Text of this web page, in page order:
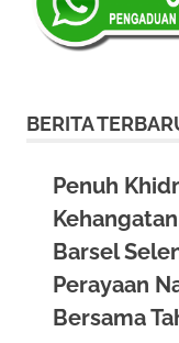
BERITA
Penuh
Barsel
Perayaan
Bersama